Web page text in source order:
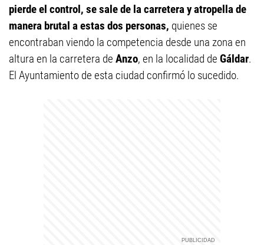
pierde el control, se sale de la carretera y atropella de
manera brutal a estas dos personas, quienes se
encontraban viendo la competencia desde una zona en
altura en la carretera de Anzo, en la localidad de Gáldar.
El Ayuntamiento de esta ciudad confirmó lo sucedido.